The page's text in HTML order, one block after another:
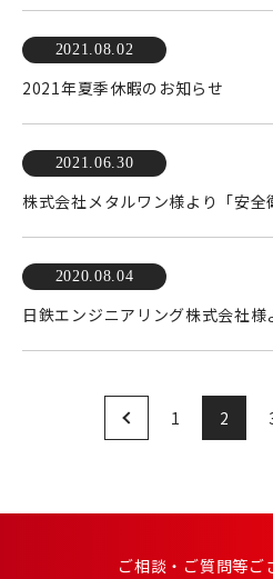
2021.08.02
2021年夏季休暇のお知らせ
2021.06.30
株式会社メタルワン様より「安全
2020.08.04
日鉄エンジニアリング株式会社
1 2
ご相談・ご質問等ご